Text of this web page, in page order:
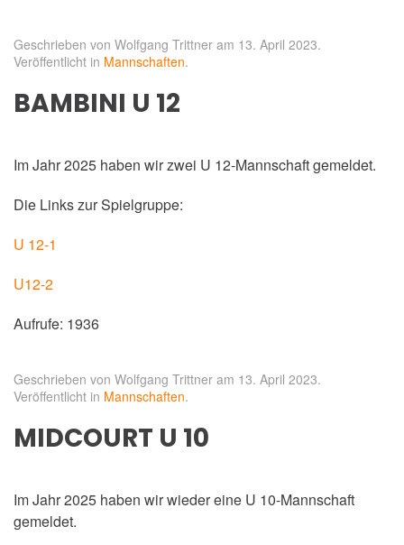
Geschrieben von Wolfgang Trittner am 13. April 2023.
Veröffentlicht in Mannschaften.
BAMBINI U 12
Im Jahr 2025 haben wir zwei U 12-Mannschaft gemeldet.
Die Links zur Spielgruppe:
U 12-1
U12-2
Aufrufe: 1936
Geschrieben von Wolfgang Trittner am 13. April 2023.
Veröffentlicht in Mannschaften.
MIDCOURT U 10
Im Jahr 2025 haben wir wieder eine U 10-Mannschaft
gemeldet.